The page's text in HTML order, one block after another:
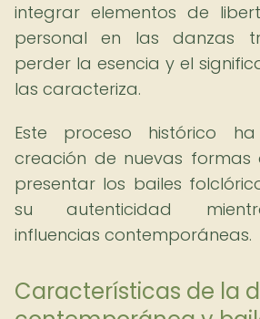
integrar elementos de
personal en las danzas
perder la esencia y el
las caracteriza.
Este proceso histórico
creación de nuevas
presentar los bailes
su autenticidad
influencias contemporáneas.
Características de la